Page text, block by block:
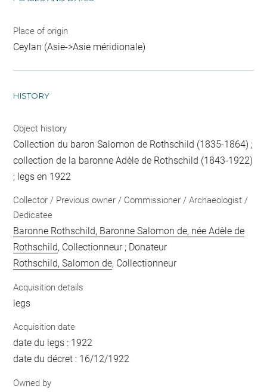
Place of origin
Ceylan (Asie->Asie méridionale)
HISTORY
Object history
Collection du baron Salomon de Rothschild (1835-1864) ;
collection de la baronne Adèle de Rothschild (1843-1922)
; legs en 1922
Collector / Previous owner / Commissioner / Archaeologist /
Dedicatee
Baronne Rothschild, Baronne Salomon de, née Adèle de
Rothschild, Collectionneur ; Donateur
Rothschild, Salomon de, Collectionneur
Acquisition details
legs
Acquisition date
date du legs : 1922
date du décret : 16/12/1922
Owned by